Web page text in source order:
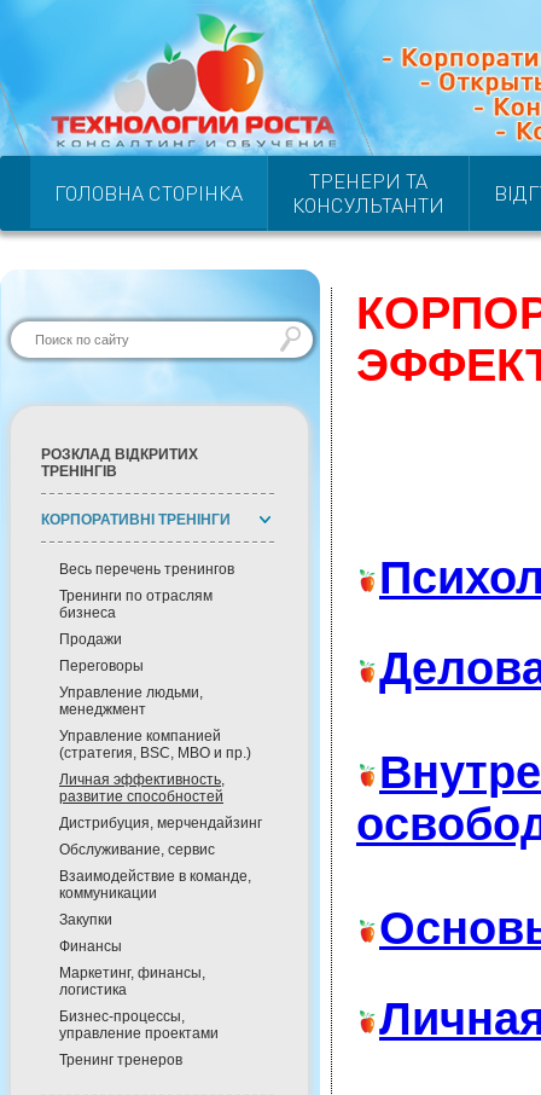
ГОЛОВНА СТОРІНКА
ТРЕНЕРИ ТА
КОНСУЛЬТАНТИ
РОЗКЛАД ВІДКРИТИХ
ТРЕНІНГІВ
КОРПОРАТИВНІ ТРЕНІНГИ
Весь перечень тренингов
Тренинги по отраслям
бизнеса
Продажи
Переговоры
Управление людьми,
менеджмент
Управление компанией
(стратегия, BSC, MBO и пр.)
Личная эффективность,
развитие способностей
Дистрибуция, мерчендайзинг
Обслуживание, сервис
Взаимодействие в команде,
коммуникации
Закупки
Финансы
Маркетинг, финансы,
логистика
Бизнес-процессы,
управление проектами
Тренинг тренеров